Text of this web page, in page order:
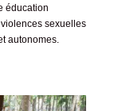
éducation
sexuelles
autonomes.